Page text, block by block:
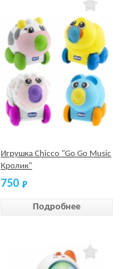
Игрушка Chicco "Go Go Music
Кролик"
750
Подробнее